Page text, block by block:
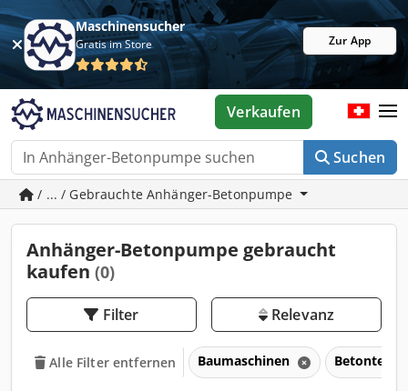
Maschinensucher
Gratis im Store Zur App
Suchen
Verkaufen
/ ... / Gebrauchte Anhänger-Betonpumpe
Anhänger-Betonpumpe gebraucht
kaufen (0)
Filter Relevanz
Alle Filter entfernen Baumaschinen